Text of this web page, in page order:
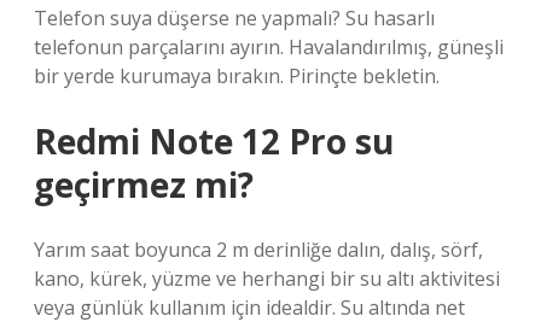
Telefon suya düşerse ne yapmalı? Su hasarlı
telefonun parçalarını ayırın. Havalandırılmış, güneşli
bir yerde kurumaya bırakın. Pirinçte bekletin.
Redmi Note 12 Pro su
geçirmez mi?
Yarım saat boyunca 2 m derinliğe dalın, dalış, sörf,
kano, kürek, yüzme ve herhangi bir su altı aktivitesi
veya günlük kullanım için idealdir. Su altında net